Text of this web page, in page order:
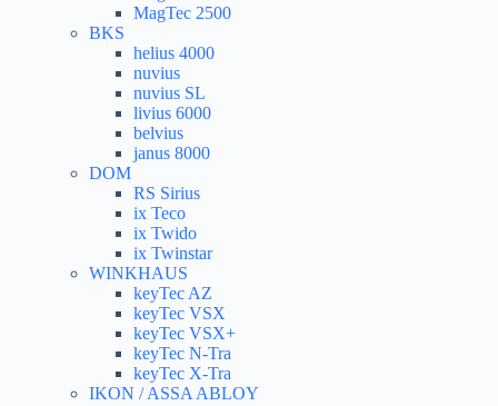
MagTec 2500
BKS
helius 4000
nuvius
nuvius SL
livius 6000
belvius
janus 8000
DOM
RS Sirius
ix Teco
ix Twido
ix Twinstar
WINKHAUS
keyTec AZ
keyTec VSX
keyTec VSX+
keyTec N-Tra
keyTec X-Tra
IKON / ASSA ABLOY